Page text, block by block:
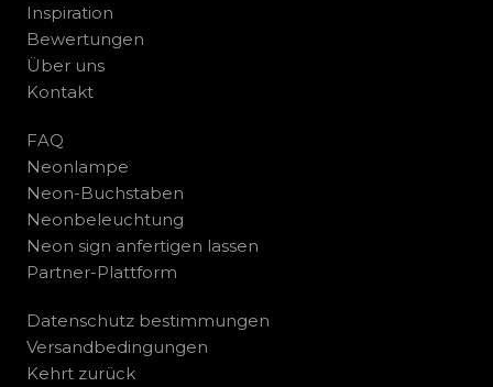
Inspiration
Bewertungen
Über uns
Kontakt
FAQ
Neonlampe
Neon-Buchstaben
Neonbeleuchtung
Neon sign anfertigen lassen
Partner-Plattform
Datenschutz bestimmungen
Versandbedingungen
Kehrt zurück